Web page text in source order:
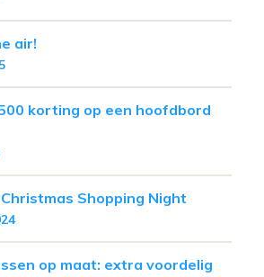
air!
korting op een hoofdbord
Shopping Night
op maat: extra voordelig